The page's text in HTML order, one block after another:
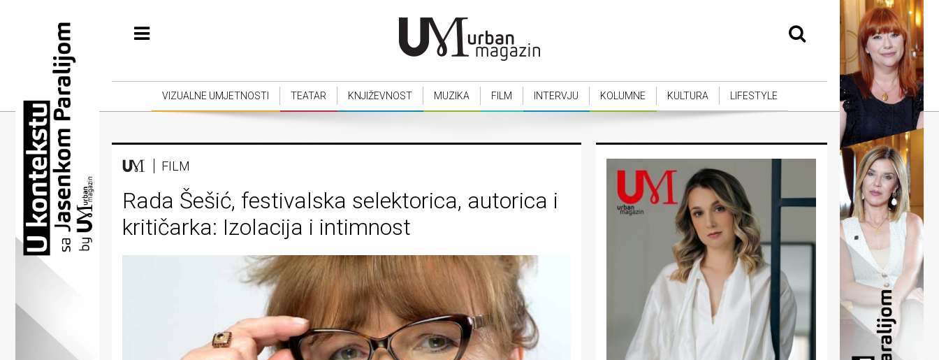
Vizualne
umjetnosti
Teatar
Književnost
Muzika
Film
Intervju
Kolumne
Lifestyle
Beauty
VIZUALNE UMJETNOSTI TEATAR KNJIŽEVNOST MUZIKA FILM INTERVJU KOLUMNE KULTURA LIFESTYLE
FILM
Rada Šešić, festivalska selektorica, autorica i
kritičarka: Izolacija i intimnost